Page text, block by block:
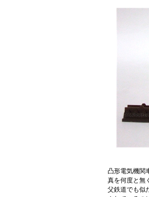
凸形電気機関
真を何度と無
父鉄道でも似